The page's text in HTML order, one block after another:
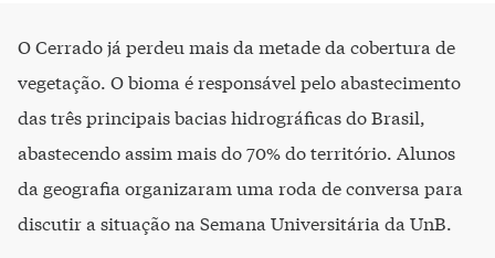
O Cerrado já perdeu mais da metade da cobertura de
vegetação. O bioma é responsável pelo abastecimento
das três principais bacias hidrográficas do Brasil,
abastecendo assim mais do 70% do território. Alunos
da geografia organizaram uma roda de conversa para
discutir a situação na Semana Universitária da UnB.